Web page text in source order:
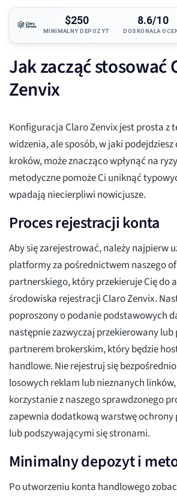
$250
MINIMALNY DEPOZYT
8.6/10
DOSKONAŁA
Jak zacząć stosować
Zenvix
Konfiguracja Claro Zenvix jest prosta z
widzenia, ale sposób, w jaki
kroków, może znacząco wpłynąć na
metodyczne pomoże Ci uniknąć
wpadają niecierpliwi nowicjusze.
Proces rejestracji konta
Aby się zarejestrować, należy najpierw
platformy za pośrednictwem naszego
partnerskiego, który przekieruje Cię do
środowiska rejestracji Claro Zenvix.
poproszony o podanie podstawowych
następnie zazwyczaj przekierowany lub
partnerem brokerskim, który będzie
handlowe. Nie rejestruj się
losowych reklam lub nieznanych
korzystanie z naszego sprawdzonego
zapewnia dodatkową warstwę ochrony
lub podszywającymi się stronami.
Minimalny depozyt i
Po utworzeniu konta handlowego